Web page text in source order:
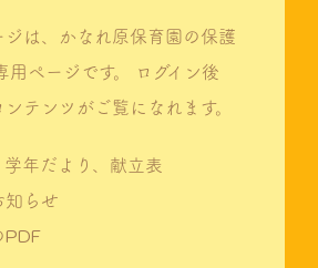
ジは、かなれ原保育園の保護
用ページです。
ログイン後
テンツがご覧になれます。
学年だより、献立表
知らせ
PDF